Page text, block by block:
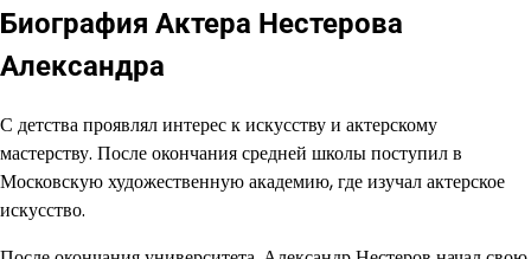
Биография Актера Нестерова
Александра
С детства проявлял интерес к искусству и актерскому
мастерству. После окончания средней школы поступил в
Московскую художественную академию, где изучал актерское
искусство.